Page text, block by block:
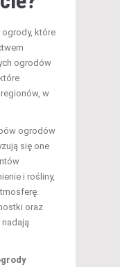
ogrody, które
ogrodów
w
ogrodów
się one
i rośliny,
oraz